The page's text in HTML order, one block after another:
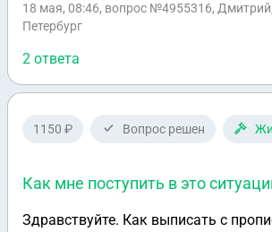
18 мая, 08:46, вопрос №4955316,
Петербург
2 ответа
1150 ₽ Вопрос решен
Как мне поступить в это
Здравствуйте. Как выписать с